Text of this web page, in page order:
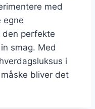
med
egne
den perfekte
smag. Med
i
bliver det